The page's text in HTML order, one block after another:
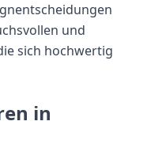
und
sich hochwertig
in